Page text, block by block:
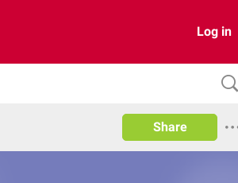
Log in
Share